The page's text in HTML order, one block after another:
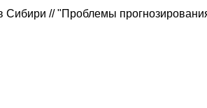
Сибири // "Проблемы